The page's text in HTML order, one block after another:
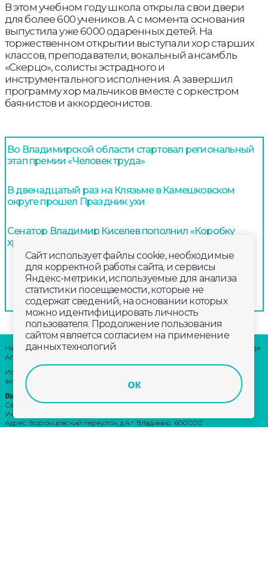
В этом учебном году школа открыла свои двери
для более 600 учеников. А с момента основания
выпустила уже 6000 одаренных детей. На
торжественном открытии выступали хор старших
классов, преподаватели, вокальный ансамбль
«Скерцо», солисты эстрадного и
инструментального исполнения. А завершил
программу хор мальчиков вместе с оркестром
баянистов и аккордеонистов.
Во Владимирской области стартовал региональный
этап премии «Человек труда»
В двенадцатый раз на Клязьме в Камешковском
округе прошел Праздник ухи
Сенатор Владимир Киселев пополнил «Коробку
храбрости»
Наши партнеры: радио «LikeFm» 107,9 Fm во Владимире и 102,8 Fm в городе
Александрове
Использование материалов сайта допускается только при наличии
активной ссылки.
Выходные данные:
Сетевое издание: «Губерния 33»
Учредитель: ООО «Телерадиокомпания «Губерния-33»
Адрес: Воронцовский переулок, д.4.г. Владимир, 600000
Сайт использует файлы cookie, необходимые
для корректной работы сайта, и сервисы
Яндекс-метрики, используемые для анализа
статистики посещаемости, которые не
содержат сведений, на основании которых
можно идентифицировать личность
пользователя. Продолжение пользования
сайтом является согласием на применение
данных технологий
ок